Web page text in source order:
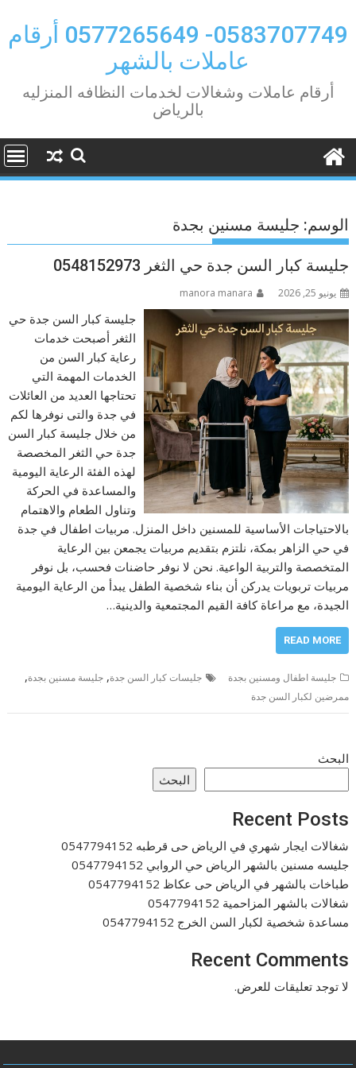
to
content
0583707749- 0577265649 أرقام
عاملات بالشهر
أرقام عاملات وشغالات لخدمات النظافه المنزليه
بالرياض
الوسم: جليسة مسنين بجدة
جليسة كبار السن جدة حي الثغر 0548152973
يونيو 25, 2026 manora manara
جليسة كبار السن جدة حي
الثغر أصبحت خدمات
رعاية كبار السن من
الخدمات المهمة التي
تحتاجها العديد من العائلات
في جدة والتى نوفرها لكم
من خلال جليسة كبار السن
جدة حي الثغر المخصصة
لهذه الفئة الرعاية اليومية
والمساعدة في الحركة
وتناول الطعام والاهتمام
بالاحتياجات الأساسية للمسنين داخل المنزل. مربيات اطفال في جدة
في حي الزاهر بمكة، نلتزم بتقديم مربيات يجمعن بين الرعاية
المتخصصة والتربية الواعية. نحن لا نوفر حاضنات فحسب، بل نوفر
مربيات تربويات يدركن أن بناء شخصية الطفل يبدأ من الرعاية اليومية
الجيدة، مع مراعاة كافة القيم المجتمعية والدينية…
READ MORE
جليسة اطفال ومسنين بجدة جليسات كبار السن جدة,جليسة مسنين بجدة,
ممرضين لكبار السن جدة
البحث
البحث
Recent Posts
شغالات ايجار شهري في الرياض حى قرطبه 0547794152
جليسه مسنين بالشهر الرياض حي الروابي 0547794152
طباخات بالشهر في الرياض حى عكاظ 0547794152
شغالات بالشهر المزاحمية 0547794152
مساعدة شخصية لكبار السن الخرج 0547794152
Recent Comments
لا توجد تعليقات للعرض.